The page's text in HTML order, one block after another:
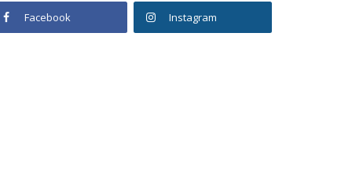
Facebook Instagram